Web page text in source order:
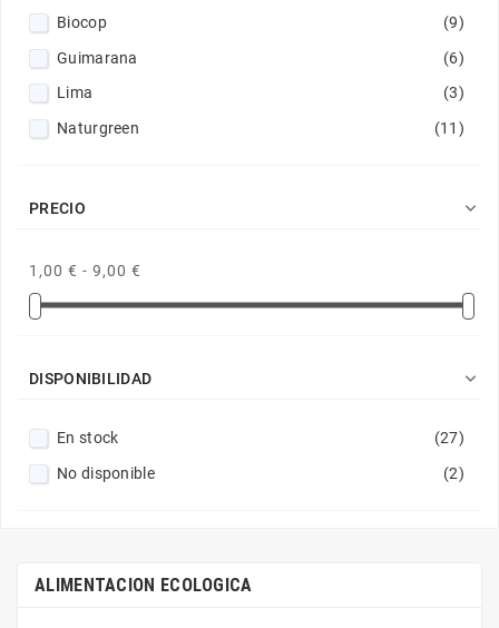
Biocop
(9)
Guimarana
(6)
Lima
(3)
Naturgreen
(11)
PRECIO 
1,00 € - 9,00 €
DISPONIBILIDAD 
En stock
(27)
No disponible
(2)
ALIMENTACION ECOLOGICA